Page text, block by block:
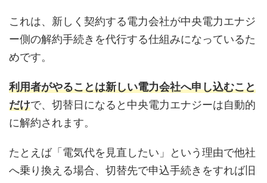
これは、新しく契約する電力会社が中央電力エナジ
ー側の解約手続きを代行する仕組みになっているた
めです。
利用者がやることは新しい電力会社へ申し込むこと
だけで、切替日になると中央電力エナジーは自動的
に解約されます。
たとえば「電気代を見直したい」という理由で他社
へ乗り換える場合、切替先で申込手続きをすれば旧